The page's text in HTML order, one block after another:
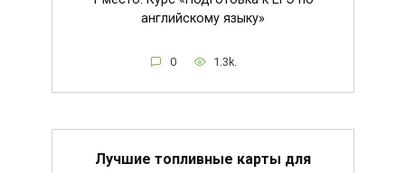
английскому языку»
0 1.3k.
Лучшие топливные карты для